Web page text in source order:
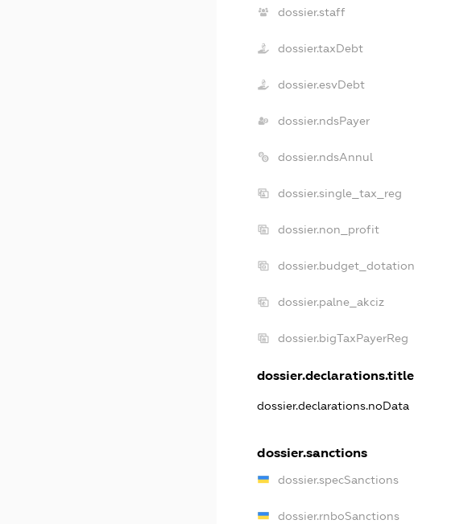
dossier.staff
dossier.taxDebt
dossier.esvDebt
dossier.ndsPayer
dossier.ndsAnnul
dossier.single_tax_reg
dossier.non_profit
dossier.budget_dotation
dossier.palne_akciz
dossier.bigTaxPayerReg
dossier.declarations.title
dossier.declarations.noData
dossier.sanctions
dossier.specSanctions
dossier.rnboSanctions